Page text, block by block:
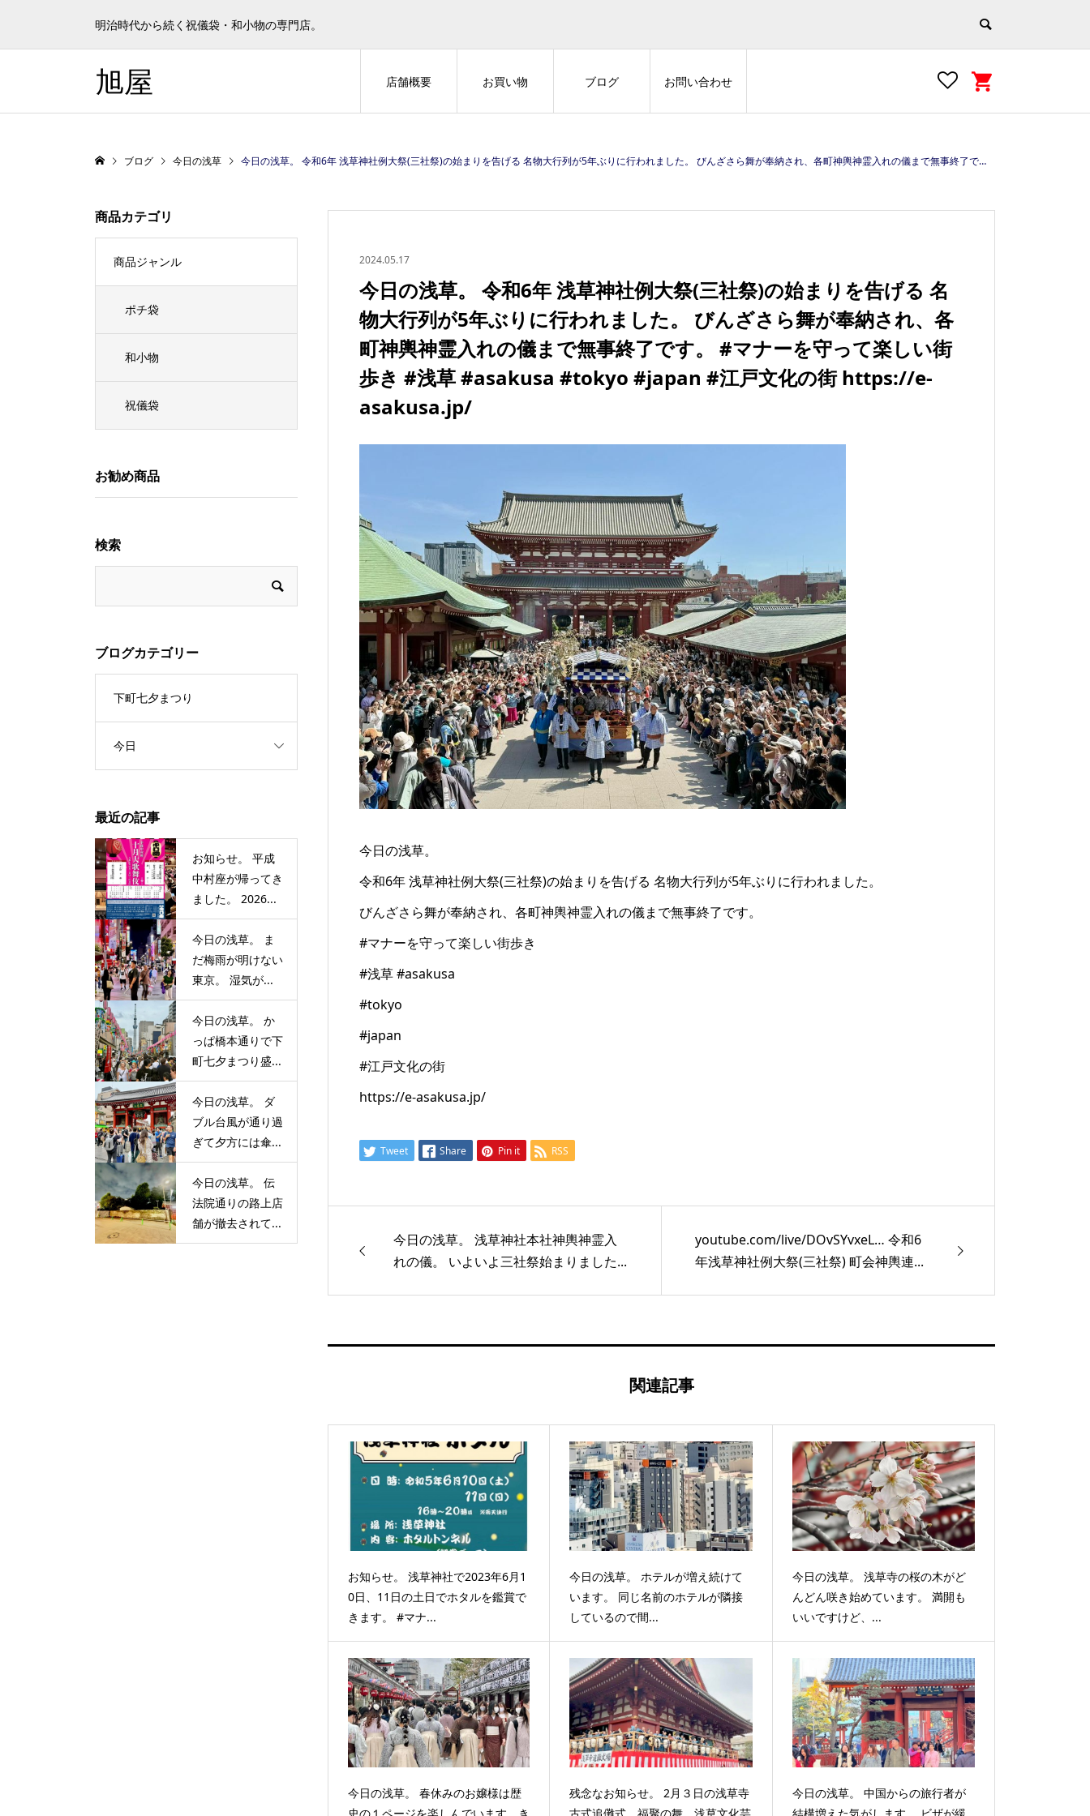
明治時代から続く祝儀袋・和小物の専門店。
旭屋 店舗概要 お買い物 ブログ お問い合わせ
ブログ 今日の浅草 今日の浅草。 令和6年 浅草神社例大祭(三社祭)の始まりを告げる 名物大行列が5年ぶりに行われました。 びんざさら舞が奉納され、各町神輿神霊入れの儀まで無事終了です。 #マナーを守って楽しい街歩き #浅草 #asakusa #tokyo #japan #江戸文化の街 https://e-asakusa.jp/
2024.05.17
今日の浅草。 令和6年 浅草神社例大祭(三社祭)の始まりを告げる 名
物大行列が5年ぶりに行われました。 びんざさら舞が奉納され、各
町神輿神霊入れの儀まで無事終了です。 #マナーを守って楽しい街
歩き #浅草 #asakusa #tokyo #japan #江戸文化の街 https://e-
asakusa.jp/
今日の浅草。
令和6年 浅草神社例大祭(三社祭)の始まりを告げる 名物大行列が5年ぶりに行われました。
びんざさら舞が奉納され、各町神輿神霊入れの儀まで無事終了です。
#マナーを守って楽しい街歩き
#浅草 #asakusa
#tokyo
#japan
#江戸文化の街
https://e-asakusa.jp/
Tweet Share Pin it RSS
今日の浅草。 浅草神社本社神輿神霊入
れの儀。 いよいよ三社祭始まりました...
youtube.com/live/DOvSYvxeL… 令和6
年浅草神社例大祭(三社祭) 町会神輿連...
関連記事
お知らせ。 浅草神社で2023年6月1
0日、11日の土日でホタルを鑑賞で
きます。 #マナ...
今日の浅草。 ホテルが増え続けて
います。 同じ名前のホテルが隣接
しているので間...
今日の浅草。 浅草寺の桜の木がど
んどん咲き始めています。 満開も
いいですけど、...
今日の浅草。 春休みのお嬢様は歴
残念なお知らせ。 2月３日の浅草寺
今日の浅草。 中国からの旅行者が
商品カテゴリ
商品ジャンル
ポチ袋
和小物
祝儀袋
お勧め商品
検索
ブログカテゴリー
下町七夕まつり
今日
最近の記事
お知らせ。 平成
中村座が帰ってき
ました。 2026...
今日の浅草。 ま
だ梅雨が明けない
東京。 湿気が...
今日の浅草。 か
っぱ橋本通りで下
町七夕まつり盛...
今日の浅草。 ダ
ブル台風が通り過
ぎて夕方には傘...
今日の浅草。 伝
法院通りの路上店
舗が撤去されて...